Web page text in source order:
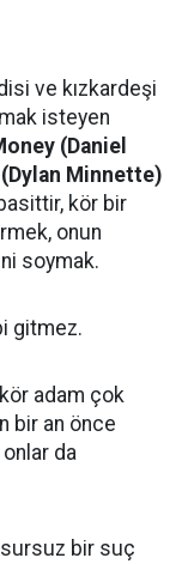
ve kızkardeşi
isteyen
(Daniel
Minnette)
kör bir
onun
soymak.
gitmez.
adam çok
bir an önce
da
bir suç